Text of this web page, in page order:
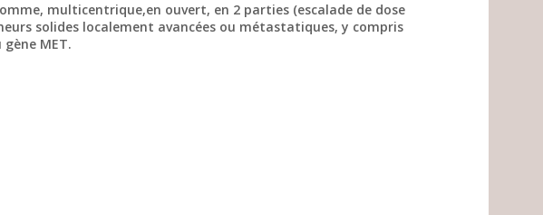
multicentrique,en ouvert, en 2 parties (escalade de dose
solides localement avancées ou métastatiques, y compris
MET.